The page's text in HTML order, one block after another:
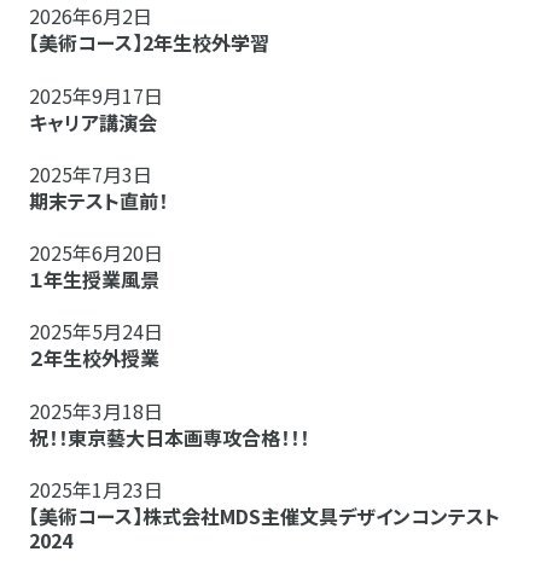
2026年6月2日
【美術コース】2年生校外学習
2025年9月17日
キャリア講演会
2025年7月3日
期末テスト直前！
2025年6月20日
１年生授業風景
2025年5月24日
２年生校外授業
2025年3月18日
祝！！東京藝大日本画専攻合格！！！
2025年1月23日
【美術コース】株式会社MDS主催文具デザインコンテスト
2024